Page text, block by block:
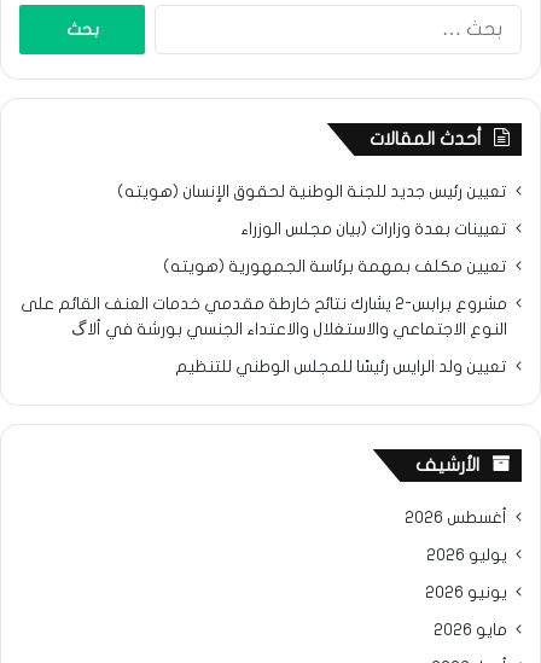
أحدث المقالات
تعيين رئيس جديد للجنة الوطنية لحقوق الإنسان (هويته)
تعيينات بعدة وزارات (بيان مجلس الوزراء
تعيين مكلف بمهمة برئاسة الجمهورية (هويته)
مشروع برابس-2 يشارك نتائح خارطة مقدمي خدمات العنف القائم على
النوع الاجتماعي والاستغلال والاعتداء الجنسي بورشة في ألاگ
تعيين ولد الرايس رئيسًا للمجلس الوطني للتنظيم
الأرشيف
أغسطس 2026
يوليو 2026
يونيو 2026
مايو 2026